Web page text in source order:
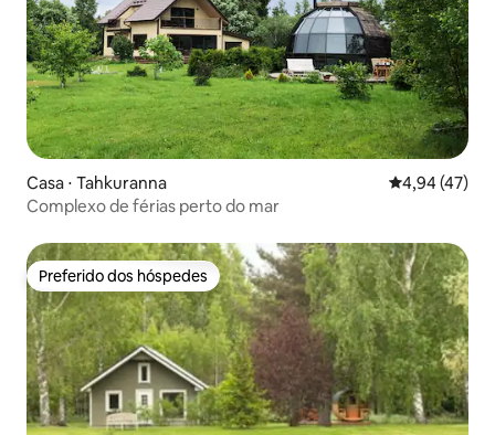
Casa ⋅ Tahkuranna 4,94 de uma
4,94 (47)
Complexo de férias perto do mar
Preferido dos hóspedes
Preferido dos hóspedes